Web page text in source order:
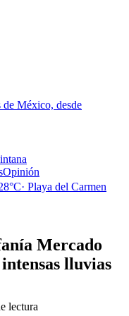
de México, desde
Opinión
°C· Playa del Carmen
Mercado
lluvias
lectura